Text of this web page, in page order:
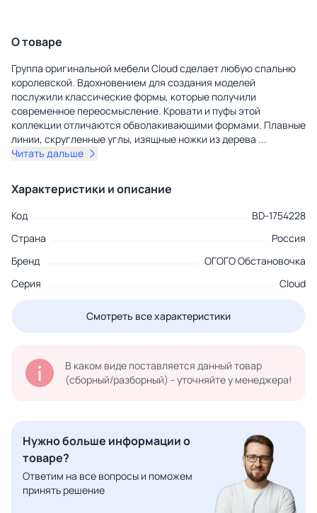
О товаре
Группа оригинальной мебели Cloud сделает любую спальню
королевской. Вдохновением для создания моделей
послужили классические формы, которые получили
современное переосмысление. Кровати и пуфы этой
коллекции отличаются обволакивающими формами. Плавные
линии, скругленные углы, изящные ножки из дерева ...
Читать дальше
Характеристики и описание
Код
BD-1754228
Страна
Россия
Бренд
ОГОГО Обстановочка
Серия
Cloud
Смотреть все характеристики
В каком виде поставляется данный товар
(сборный/разборный) - уточняйте у менеджера!
Нужно больше информации о
товаре?
Ответим на все вопросы и поможем
принять решение